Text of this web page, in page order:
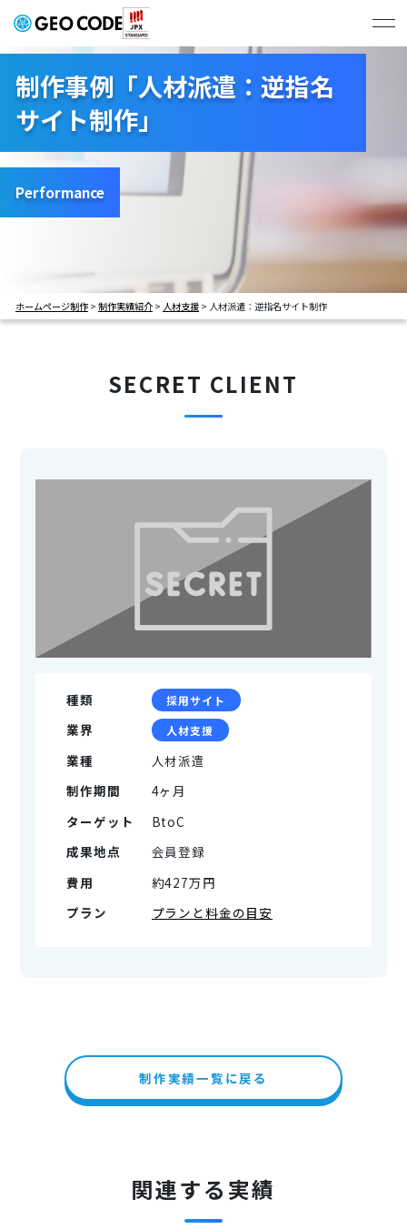
制作実績
# すべて
# コーポレートサイト
# BtoBサービスサイト
# BtoCサービスサイト
# 学校サイト
# 採用サイト
お問い合わせ・お見積もり
制作事例「人材派遣：逆指名
サイト制作」
Performance
ホームページ制作> 制作実績紹介> 人材支援> 人材派遣：逆指名サイト制作
SECRET CLIENT
種類 採用サイト
業界 人材支援
業種
人材派遣
制作期間
4ヶ月
ターゲット
BtoC
成果地点
会員登録
費用
約427万円
プラン
プランと料金の目安
制作実績一覧に戻る
関連する実績